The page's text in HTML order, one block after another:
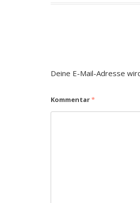
Deine E-Mail-Adresse
Kommentar*